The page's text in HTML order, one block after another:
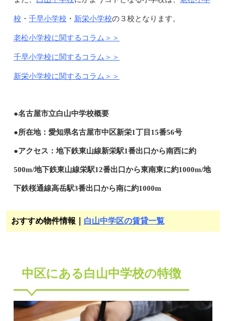
校 ・ 千早小学校 ・ 新栄小学校の３校となります。
老松小学校に関するコラム＞＞
千早小学校に関するコラム＞＞
新栄小学校に関するコラム＞＞
●名古屋市立白山中学校概要
●所在地：愛知県名古屋市中区新栄1丁目15番56号
●アクセス：地下鉄東山線新栄駅1番出口から南西に約
500m/地下鉄東山線栄駅12番出口から東南東に約1000m/地
下鉄桜通線高岳駅3番出口から南に約1000m
おすすめ物件情報｜ 白山中学区の賃貸一覧
中区にある白山中学校の特徴